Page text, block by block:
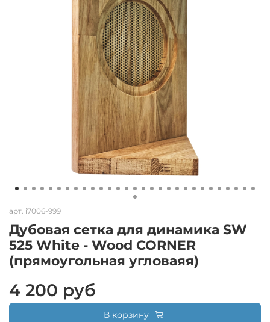
арт. i7006-999
Дубовая сетка для динамика SW
525 White - Wood CORNER
(прямоугольная угловаяя)
4 200 руб
В корзину